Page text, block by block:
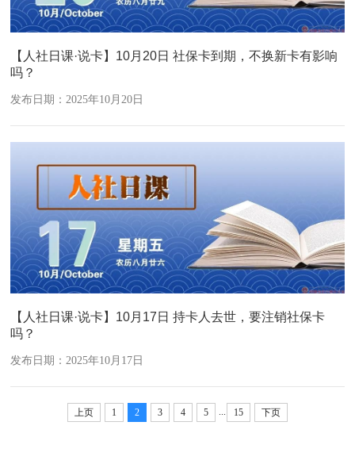
【人社日课·说卡】10月20日 社保卡到期，不换新卡有影响
吗？
发布日期：2025年10月20日
【人社日课·说卡】10月17日 持卡人去世，要注销社保卡
吗？
发布日期：2025年10月17日
上页 1 2 3 4 5 ... 15 下页